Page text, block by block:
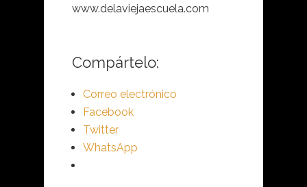
www.delaviejaescuela.com
Compártelo:
Correo electrónico
Facebook
Twitter
WhatsApp